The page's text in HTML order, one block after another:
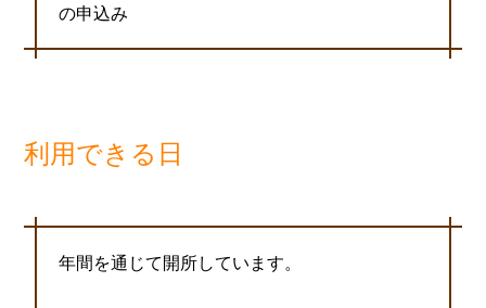
の申込み
利用できる日
年間を通じて開所しています。